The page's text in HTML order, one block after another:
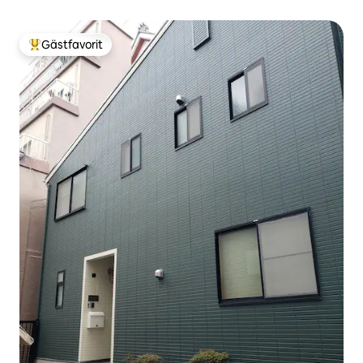
Populär gästfavorit
Gästfavorit